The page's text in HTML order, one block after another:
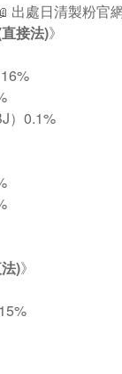
出處日清製粉官
接法)》
）0.1%
)》